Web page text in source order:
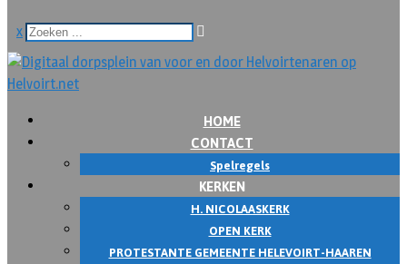
x
HOME
CONTACT
Spelregels
KERKEN
H. NICOLAASKERK
OPEN KERK
PROTESTANTE GEMEENTE HELEVOIRT-HAAREN